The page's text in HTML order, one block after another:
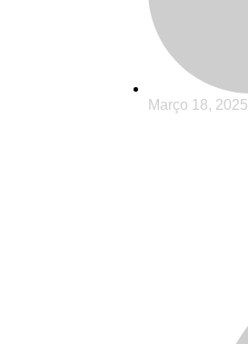
Março 18, 2025